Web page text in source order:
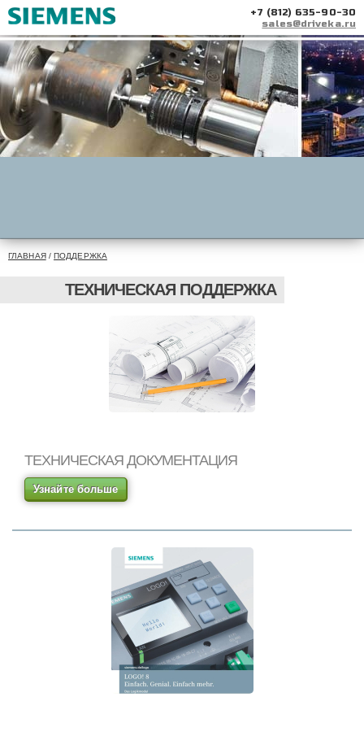
+7 (812) 635-90-30
sales@driveka.ru
ГЛАВНАЯ/ПОДДЕРЖКА
ТЕХНИЧЕСКАЯ ПОДДЕРЖКА
ТЕХНИЧЕСКАЯ ДОКУМЕНТАЦИЯ
Узнайте больше